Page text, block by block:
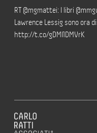
RT @mgmattei: I libri
Lawrence Lessig sono ora
http://t.co/gDMI1DMVrK